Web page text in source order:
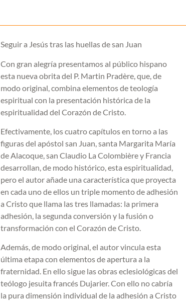
Seguir a Jesús tras las huellas de san Juan
Con gran alegría presentamos al público hispano
esta nueva obrita del P. Martin Pradère, que, de
modo original, combina elementos de teología
espiritual con la presentación histórica de la
espiritualidad del Corazón de Cristo.
Efectivamente, los cuatro capítulos en torno a las
figuras del apóstol san Juan, santa Margarita María
de Alacoque, san Claudio La Colombière y Francia
desarrollan, de modo histórico, esta espiritualidad,
pero el autor añade una característica que proyecta
en cada uno de ellos un triple momento de adhesión
a Cristo que llama las tres llamadas: la primera
adhesión, la segunda conversión y la fusión o
transformación con el Corazón de Cristo.
Además, de modo original, el autor vincula esta
última etapa con elementos de apertura a la
fraternidad. En ello sigue las obras eclesiológicas del
teólogo jesuita francés Dujarier. Con ello no cabría
la pura dimensión individual de la adhesión a Cristo